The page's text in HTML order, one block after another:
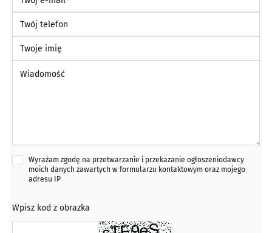
Twój telefon
Twoje imię
Wyrażam zgodę na przetwarzanie i przekazanie ogłoszeniodawcy
moich danych zawartych w formularzu kontaktowym oraz mojego
adresu IP
Wpisz kod z obrazka